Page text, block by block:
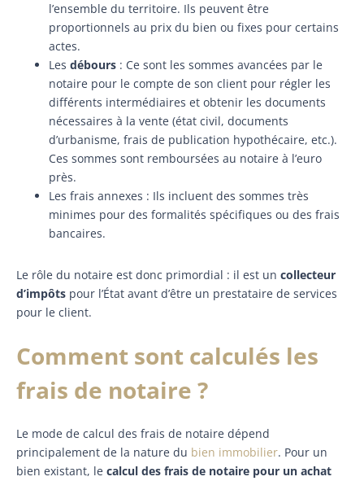
l’ensemble du territoire. Ils peuvent être
proportionnels au prix du bien ou fixes pour certains
actes.
Les débours : Ce sont les sommes avancées par le
notaire pour le compte de son client pour régler les
différents intermédiaires et obtenir les documents
nécessaires à la vente (état civil, documents
d’urbanisme, frais de publication hypothécaire, etc.).
Ces sommes sont remboursées au notaire à l’euro
près.
Les frais annexes : Ils incluent des sommes très
minimes pour des formalités spécifiques ou des frais
bancaires.
Le rôle du notaire est donc primordial : il est un collecteur
d’impôts pour l’État avant d’être un prestataire de services
pour le client.
Comment sont calculés les
frais de notaire ?
Le mode de calcul des frais de notaire dépend
principalement de la nature du bien immobilier. Pour un
bien existant, le calcul des frais de notaire pour un achat